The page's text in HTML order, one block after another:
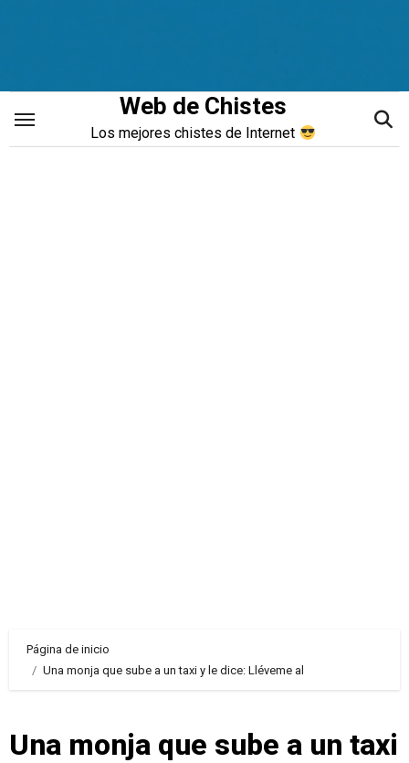
Web de Chistes
Los mejores chistes de Internet
Página de inicio
Una monja que sube a un taxi y le dice: Lléveme al
Una monja que sube a un taxi